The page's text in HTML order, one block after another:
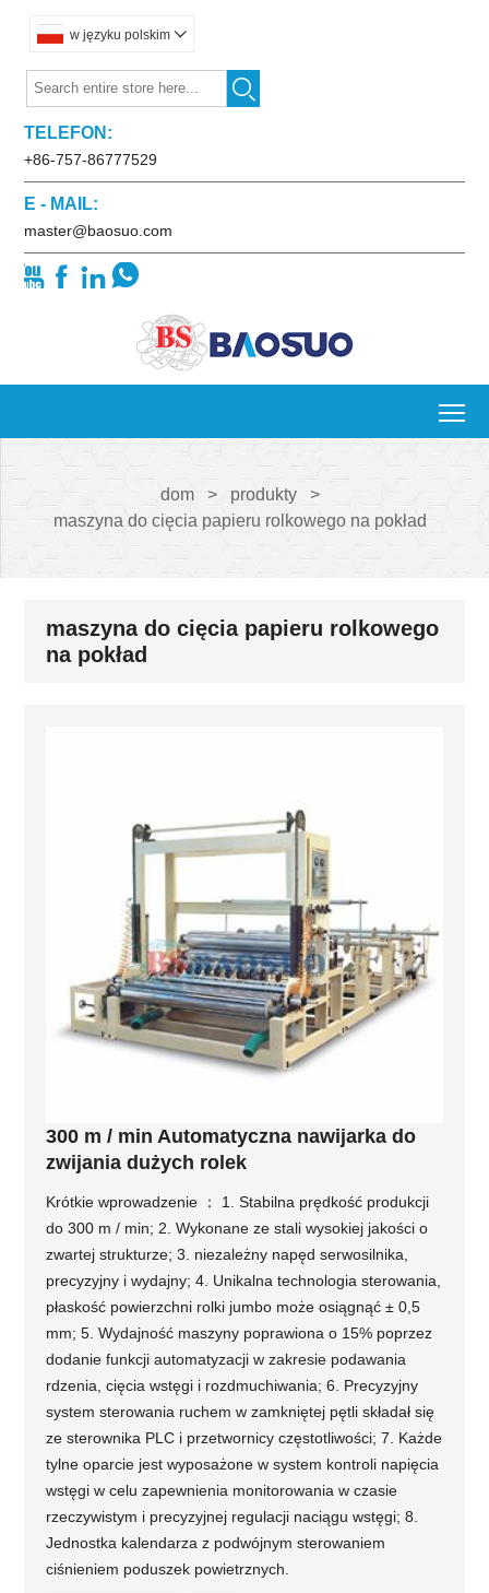
w języku polskim 

TELEFON:
+86-757-86777529
E - MAIL:
master@baosuo.com
   
dom > produkty
>
maszyna do cięcia papieru rolkowego na pokład
maszyna do cięcia papieru rolkowego
na pokład
300 m / min Automatyczna nawijarka do
zwijania dużych rolek
Krótkie wprowadzenie ： 1. Stabilna prędkość produkcji
do 300 m / min; 2. Wykonane ze stali wysokiej jakości o
zwartej strukturze; 3. niezależny napęd serwosilnika,
precyzyjny i wydajny; 4. Unikalna technologia sterowania,
płaskość powierzchni rolki jumbo może osiągnąć ± 0,5
mm; 5. Wydajność maszyny poprawiona o 15% poprzez
dodanie funkcji automatyzacji w zakresie podawania
rdzenia, cięcia wstęgi i rozdmuchiwania; 6. Precyzyjny
system sterowania ruchem w zamkniętej pętli składał się
ze sterownika PLC i przetwornicy częstotliwości; 7. Każde
tylne oparcie jest wyposażone w system kontroli napięcia
wstęgi w celu zapewnienia monitorowania w czasie
rzeczywistym i precyzyjnej regulacji naciągu wstęgi; 8.
Jednostka kalendarza z podwójnym sterowaniem
ciśnieniem poduszek powietrznych.